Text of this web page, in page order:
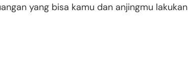
yang bisa kamu dan anjingmu lakukan